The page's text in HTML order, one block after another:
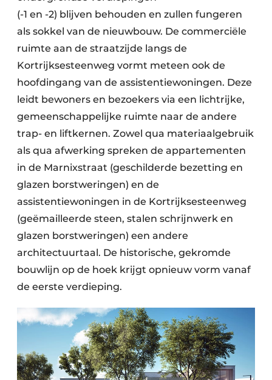
(-1 en -2) blijven behouden en zullen fungeren
als sokkel van de nieuwbouw. De commerciële
ruimte aan de straatzijde langs de
Kortrijksesteenweg vormt meteen ook de
hoofdingang van de assistentiewoningen. Deze
leidt bewoners en bezoekers via een lichtrijke,
gemeenschappelijke ruimte naar de andere
trap- en liftkernen. Zowel qua materiaalgebruik
als qua afwerking spreken de appartementen
in de Marnixstraat (geschilderde bezetting en
glazen borstweringen) en de
assistentiewoningen in de Kortrijksesteenweg
(geëmailleerde steen, stalen schrijnwerk en
glazen borstweringen) een andere
architectuurtaal. De historische, gekromde
bouwlijn op de hoek krijgt opnieuw vorm vanaf
de eerste verdieping.